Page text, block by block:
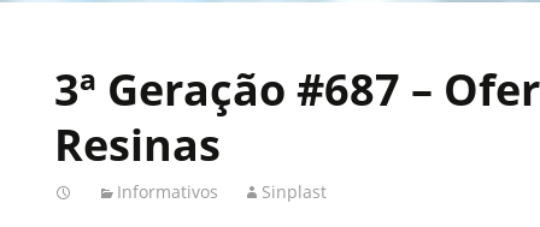
3ª Geração #687 –
Resinas
Informativos Sinplast